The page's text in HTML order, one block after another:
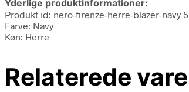
Yderlige produktinformationer:
Produkt id: nero-firenze-herre-blazer-navy
Farve: Navy
Køn: Herre
Relaterede